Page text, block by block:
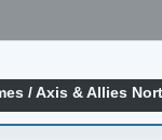
/Axis & Allies